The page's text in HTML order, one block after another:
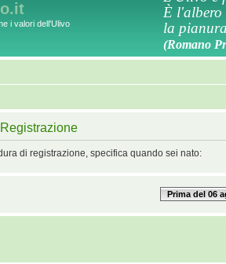
i valori dell'Ulivo
È l'albero
la
(Romano
di registrazione, specifica quando sei nato:
Prima del 06